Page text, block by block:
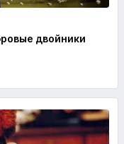
двойники